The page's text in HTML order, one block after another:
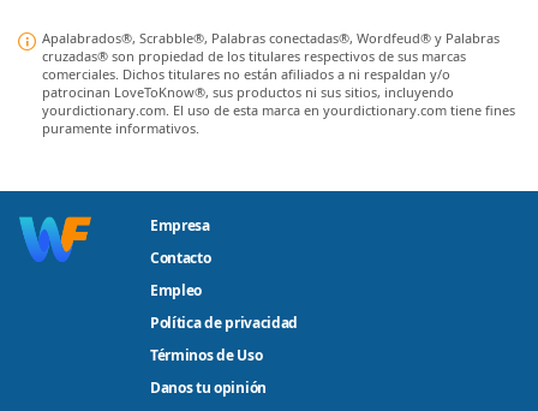
Apalabrados®, Scrabble®, Palabras conectadas®, Wordfeud® y Palabras
cruzadas® son propiedad de los titulares respectivos de sus marcas
comerciales. Dichos titulares no están afiliados a ni respaldan y/o
patrocinan LoveToKnow®, sus productos ni sus sitios, incluyendo
yourdictionary.com. El uso de esta marca en yourdictionary.com tiene fines
puramente informativos.
Empresa
Contacto
Empleo
Política de privacidad
Términos de Uso
Danos tu opinión